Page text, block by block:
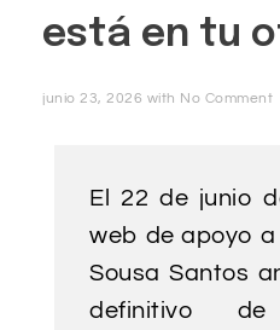
está en tu
junio 23, 2026 with No Comment
El 22 de junio
web de apoyo
Sousa Santos
definitivo